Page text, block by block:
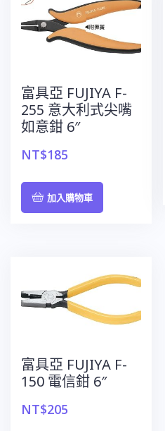
富具亞 FUJIYA F-
255 意大利式尖嘴
如意鉗 6″
NT$185
加入購物車
富具亞 FUJIYA F-
150 電信鉗 6″
NT$205